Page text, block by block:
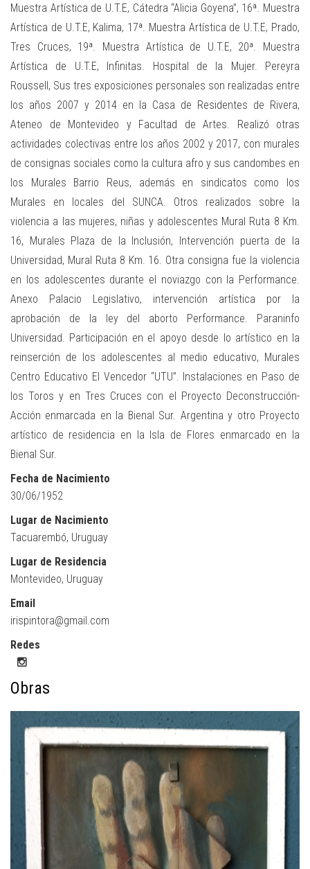
Muestra Artística de U.T.E, Cátedra “Alicia Goyena”, 16ª. Muestra
Artística de U.T.E, Kalima, 17ª. Muestra Artística de U.T.E, Prado,
Tres Cruces, 19ª. Muestra Artística de U.T.E, 20ª. Muestra
Artística de U.T.E, Infinitas. Hospital de la Mujer. Pereyra
Roussell, Sus tres exposiciones personales son realizadas entre
los años 2007 y 2014 en la Casa de Residentes de Rivera,
Ateneo de Montevideo y Facultad de Artes. Realizó otras
actividades colectivas entre los años 2002 y 2017, con murales
de consignas sociales como la cultura afro y sus candombes en
los Murales Barrio Reus, además en sindicatos como los
Murales en locales del SUNCA. Otros realizados sobre la
violencia a las mujeres, niñas y adolescentes Mural Ruta 8 Km.
16, Murales Plaza de la Inclusión, Intervención puerta de la
Universidad, Mural Ruta 8 Km. 16. Otra consigna fue la violencia
en los adolescentes durante el noviazgo con la Performance.
Anexo Palacio Legislativo, intervención artística por la
aprobación de la ley del aborto Performance. Paraninfo
Universidad. Participación en el apoyo desde lo artístico en la
reinserción de los adolescentes al medio educativo, Murales
Centro Educativo El Vencedor “UTU”. Instalaciones en Paso de
los Toros y en Tres Cruces con el Proyecto Deconstrucción-
Acción enmarcada en la Bienal Sur. Argentina y otro Proyecto
artístico de residencia en la Isla de Flores enmarcado en la
Bienal Sur.
Fecha de Nacimiento
30/06/1952
Lugar de Nacimiento
Tacuarembó, Uruguay
Lugar de Residencia
Montevideo, Uruguay
Email
irispintora@gmail.com
Redes
Obras